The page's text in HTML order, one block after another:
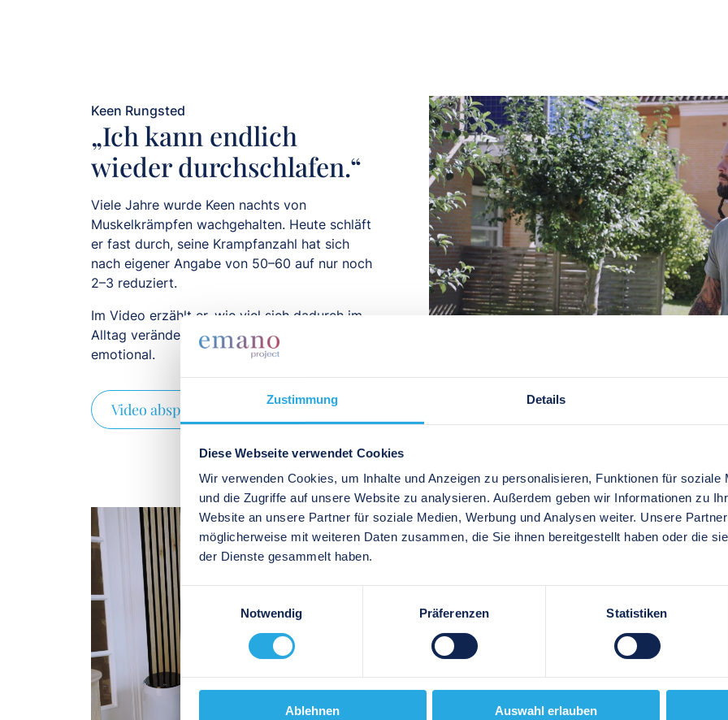
Zustimmung Details
Diese Webseite verwendet Cookies
Wir verwenden Cookies, um Inhalte und Anzeigen zu personalisieren, Funktionen für soziale
und die Zugriffe auf unsere Website zu analysieren. Außerdem geben wir Informationen zu
Website an unsere Partner für soziale Medien, Werbung und Analysen weiter. Unsere
möglicherweise mit weiteren Daten zusammen, die Sie ihnen bereitgestellt haben oder die
der Dienste gesammelt haben.
Einwilligungsauswahl
Notwendig
Präferenzen Statistiken
Ablehnen Auswahl erlauben
Keen Rungsted
„Ich kann endlich
wieder durchschlafen.“
Viele Jahre wurde Keen nachts von
Muskelkrämpfen wachgehalten. Heute schläft
er fast durch, seine Krampfanzahl hat sich
nach eigener Angabe von 50–60 auf nur noch
2–3 reduziert.
Im Video erzählt er, wie viel sich dadurch im
Alltag verändert hat – körperlich und
emotional.
Video abspielen